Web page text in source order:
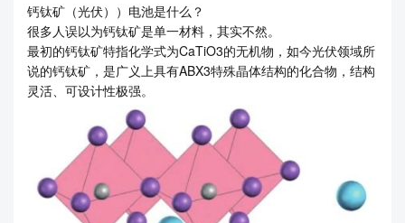
钙钛矿（光伏））电池是什么？
很多人误以为钙钛矿是单一材料，其实不然。
最初的钙钛矿特指化学式为CaTiO3的无机物，如今光伏领域所
说的钙钛矿，是广义上具有ABX3特殊晶体结构的化合物，结构
灵活、可设计性极强。